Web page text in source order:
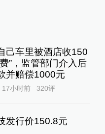
己车里被酒店收150
”，监管部门介入后
并赔偿1000元
17小时前 320评
发行价150.8元